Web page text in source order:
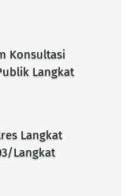
Konsultasi
Langkat
Langkat
Langkat